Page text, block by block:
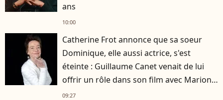
ans
10:00
Catherine Frot annonce que sa soeur
Dominique, elle aussi actrice, s'est
éteinte : Guillaume Canet venait de lui
offrir un rôle dans son film avec Marion
Cotillard
09:27